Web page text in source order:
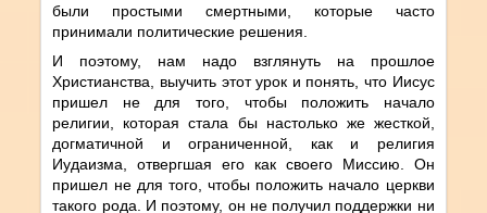
были простыми смертными, которые часто
принимали политические решения.
И поэтому, нам надо взглянуть на прошлое
Христианства, выучить этот урок и понять, что Иисус
пришел не для того, чтобы положить начало
религии, которая стала бы настолько же жесткой,
догматичной и ограниченной, как и религия
Иудаизма, отвергшая его как своего Миссию. Он
пришел не для того, чтобы положить начало церкви
такого рода. И поэтому, он не получил поддержки ни